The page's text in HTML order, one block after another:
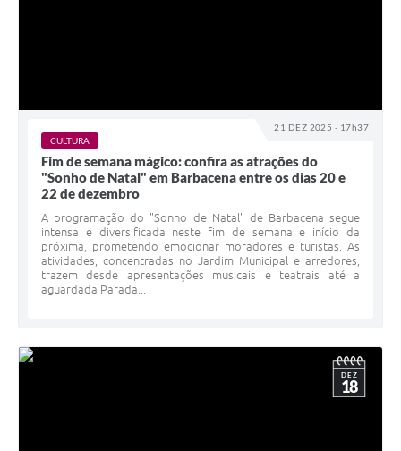
21 DEZ 2025 - 17h37
CULTURA
Fim de semana mágico: confira as atrações do
"Sonho de Natal" em Barbacena entre os dias 20 e
22 de dezembro
A programação do "Sonho de Natal" de Barbacena segue
intensa e diversificada neste fim de semana e início da
próxima, prometendo emocionar moradores e turistas. As
atividades, concentradas no Jardim Municipal e arredores,
trazem desde apresentações musicais e teatrais até a
aguardada Parada...
DEZ
18